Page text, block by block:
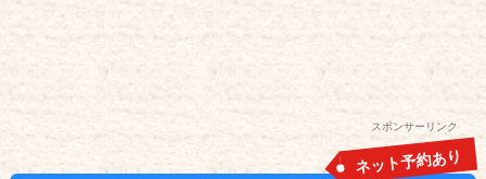
スポンサーリンク
ネット予約あり